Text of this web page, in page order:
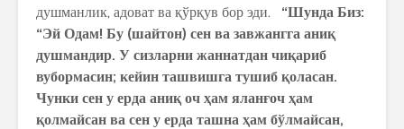
душманлик, адоват ва қўрқув бор эди. “Шунда Биз:
“Эй Одам! Бу (шайтон) сен ва завжангга аниқ
душмандир. У сизларни жаннатдан чиқариб
вубормасин; кейин ташвишга тушиб қоласан.
Чунки сен у ерда аниқ оч ҳам яланғоч ҳам
қолмайсан ва сен у ерда ташна ҳам бўлмайсан,